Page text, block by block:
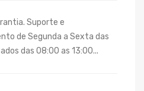
Suporte e
de Segunda a Sexta das
das 08:00 as 13:00...